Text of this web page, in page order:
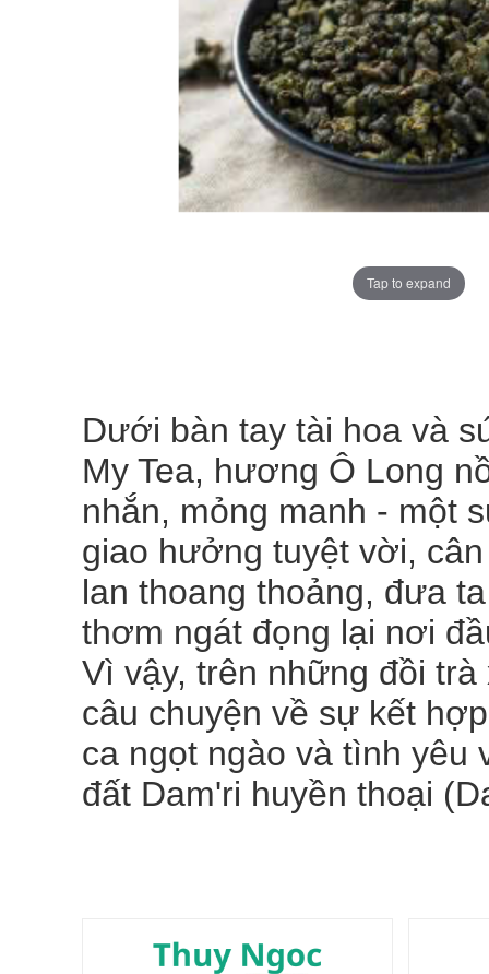
Tap to expand
Dưới bàn tay tài hoa và
My Tea, hương Ô Long
nhắn, mỏng manh - một
giao hưởng tuyệt vời,
lan thoang thoảng, đưa
thơm ngát đọng lại nơi
Vì vậy, trên những đồi
câu chuyện về sự kết
ca ngọt ngào và tình yêu
đất Dam'ri huyền thoại